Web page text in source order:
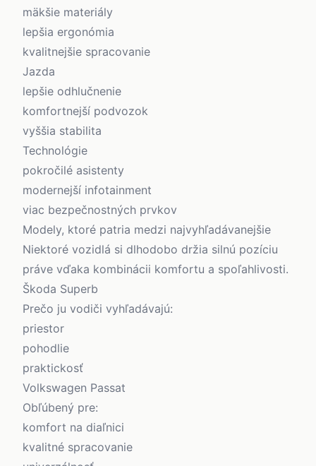
mäkšie materiály
lepšia ergonómia
kvalitnejšie spracovanie
Jazda
lepšie odhlučnenie
komfortnejší podvozok
vyššia stabilita
Technológie
pokročilé asistenty
modernejší infotainment
viac bezpečnostných prvkov
Modely, ktoré patria medzi najvyhľadávanejšie
Niektoré vozidlá si dlhodobo držia silnú pozíciu
práve vďaka kombinácii komfortu a spoľahlivosti.
Škoda Superb
Prečo ju vodiči vyhľadávajú:
priestor
pohodlie
praktickosť
Volkswagen Passat
Obľúbený pre:
komfort na diaľnici
kvalitné spracovanie